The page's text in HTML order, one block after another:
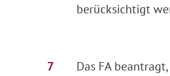
berücksichtigt
Das FA beantragt,